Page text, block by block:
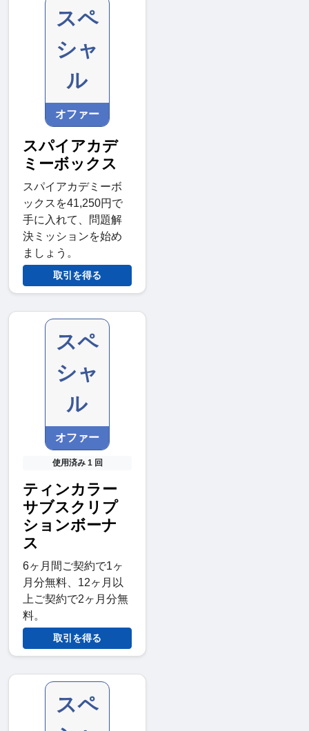
スペ
シャ
ル
オファー
スパイアカデ
ミーボックス
スパイアカデミーボ
ックスを41,250円で
手に入れて、問題解
決ミッションを始め
ましょう。
取引を得る
スペ
シャ
ル
オファー
使用済み 1 回
ティンカラー
サブスクリプ
ションボーナ
ス
6ヶ月間ご契約で1ヶ
月分無料、12ヶ月以
上ご契約で2ヶ月分無
料。
取引を得る
スペ